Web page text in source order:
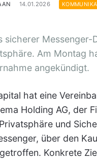
14.01.2026
sicherer Messenger-
Am Montag
angekündigt.
hat eine
Holding AG, der
und
über den
Konkrete